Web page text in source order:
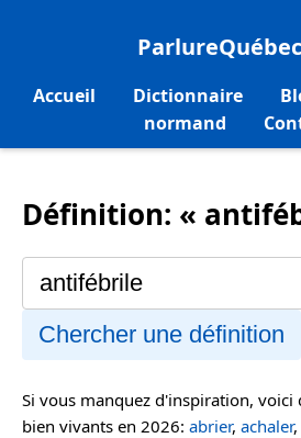
Accueil Dictionnaire
normand
Définition: «
Chercher une définition
Si vous manquez d'inspiration, voici
bien vivants en 2026: abrier, achaler,